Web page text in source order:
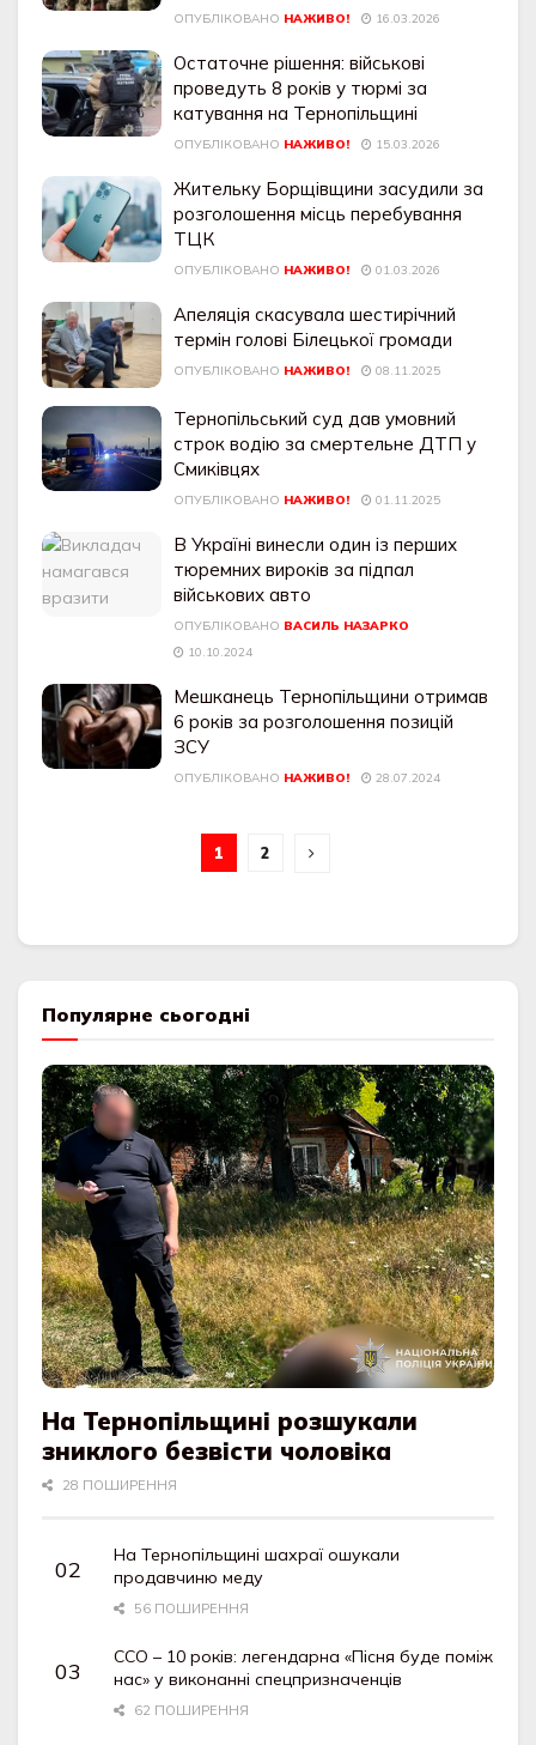
ОПУБЛІКОВАНО НАЖИВО! 16.03.2026
Остаточне рішення: військові
проведуть 8 років у тюрмі за
катування на Тернопільщині
ОПУБЛІКОВАНО НАЖИВО! 15.03.2026
Жительку Борщівщини засудили за
розголошення місць перебування
ТЦК
ОПУБЛІКОВАНО НАЖИВО! 01.03.2026
Апеляція скасувала шестирічний
термін голові Білецької громади
ОПУБЛІКОВАНО НАЖИВО! 08.11.2025
Тернопільський суд дав умовний
строк водію за смертельне ДТП у
Смиківцях
ОПУБЛІКОВАНО НАЖИВО! 01.11.2025
В Україні винесли один із перших
тюремних вироків за підпал
військових авто
ОПУБЛІКОВАНО ВАСИЛЬ НАЗАРКО
10.10.2024
Мешканець Тернопільщини отримав
6 років за розголошення позицій
ЗСУ
ОПУБЛІКОВАНО НАЖИВО! 28.07.2024
1 2
Популярне сьогодні
На Тернопільщині розшукали
зниклого безвісти чоловіка
28 ПОШИРЕННЯ
На Тернопільщині шахраї ошукали
продавчиню меду
56 ПОШИРЕННЯ
ССО – 10 років: легендарна «Пісня буде поміж
нас» у виконанні спецпризначенців
62 ПОШИРЕННЯ